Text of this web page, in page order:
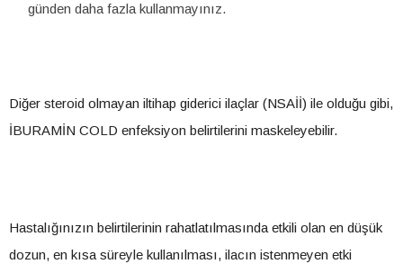
günden daha fazla kullanmayınız.
Diğer steroid olmayan iltihap giderici ilaçlar (NSAİİ) ile olduğu gibi,
İBURAMİN COLD enfeksiyon belirtilerini maskeleyebilir.
Hastalığınızın belirtilerinin rahatlatılmasında etkili olan en düşük
dozun, en kısa süreyle kullanılması, ilacın istenmeyen etki